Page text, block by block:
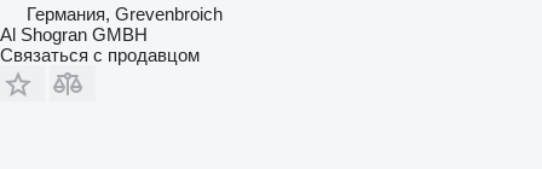
Германия, Grevenbroich
Al Shogran GMBH
Связаться с продавцом